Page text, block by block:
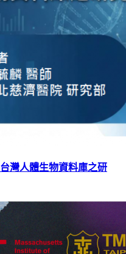
灣人體生物資料庫之研